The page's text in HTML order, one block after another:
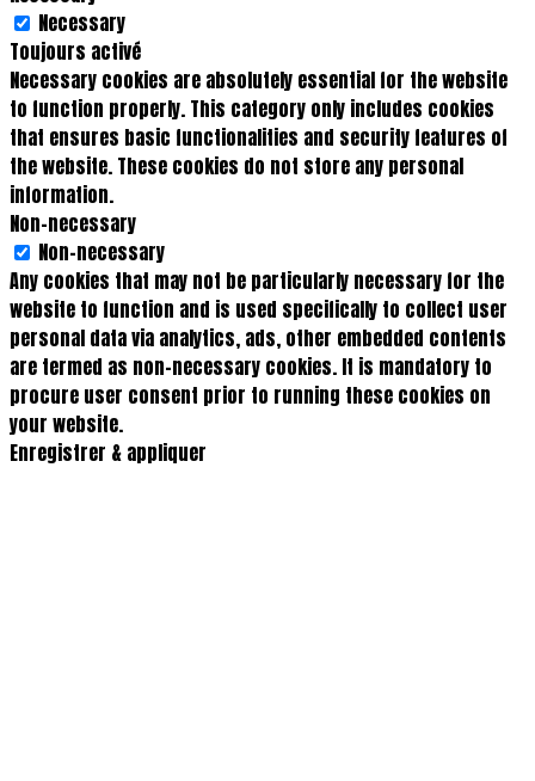
Necessary
Toujours activé
Necessary cookies are absolutely essential for the website
to function properly. This category only includes cookies
that ensures basic functionalities and security features of
the website. These cookies do not store any personal
information.
Non-necessary
Non-necessary
Any cookies that may not be particularly necessary for the
website to function and is used specifically to collect user
personal data via analytics, ads, other embedded contents
are termed as non-necessary cookies. It is mandatory to
procure user consent prior to running these cookies on
your website.
Enregistrer & appliquer